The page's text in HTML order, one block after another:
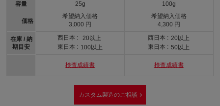
容量
価格
在庫 / 納
期目安
25g
希望納入価格
3,000 円
西日本 :
20以上
東日本 : 100以上
検査成績書
100g
希望納入価格
4,300 円
西日本 : 20以上
東日本 : 50以上
検査成績書
カスタム製造のご相談